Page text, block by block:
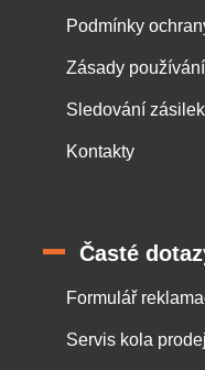
Podmínky
Zásady
Sledování zásilek
Kontakty
Časté
Formulář
Servis kola